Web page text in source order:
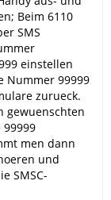
Beim 6110
SMS
einstellen
Nummer 99999
zurueck.
gewuenschten
men dann
und
SMSC-